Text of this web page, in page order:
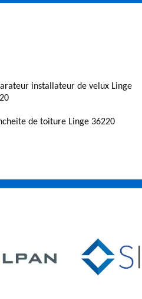
installateur de velux Linge
de toiture Linge 36220